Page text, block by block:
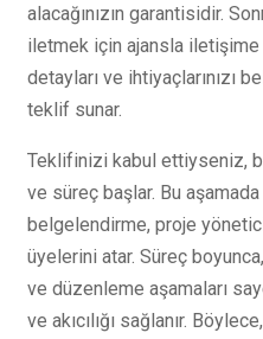
alacağınızın garantisidir.
iletmek için ajansla
detayları ve ihtiyaçlarınızı
teklif sunar.
Teklifinizi kabul ettiyseniz,
ve süreç başlar. Bu
belgelendirme, proje
üyelerini atar. Süreç
ve düzenleme aşamaları
ve akıcılığı sağlanır.